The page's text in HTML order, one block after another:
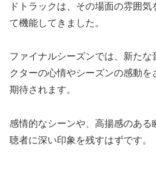
ドトラックは、その場面の雰囲
て機能してきました。
ファイナルシーズンでは、新たな
クターの心情やシーズンの感動
期待されます。
感情的なシーンや、高揚感のある
聴者に深い印象を残すはずです。